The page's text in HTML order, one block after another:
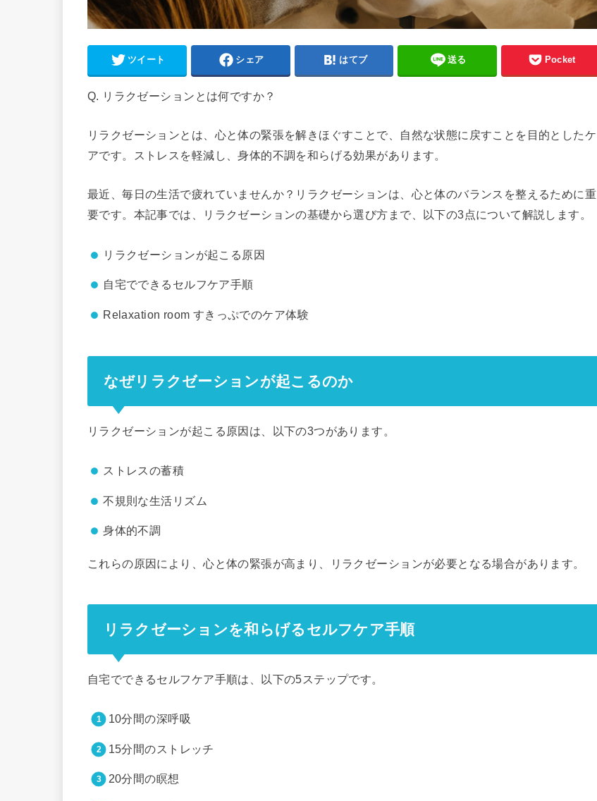
ツイート シェア はてブ 送る Pocket
Q. リラクゼーションとは何ですか？
リラクゼーションとは、心と体の緊張を解きほぐすことで、自然な状態に戻すことを目的としたケ
アです。ストレスを軽減し、身体的不調を和らげる効果があります。
最近、毎日の生活で疲れていませんか？リラクゼーションは、心と体のバランスを整えるために重
要です。本記事では、リラクゼーションの基礎から選び方まで、以下の3点について解説します。
リラクゼーションが起こる原因
自宅でできるセルフケア手順
Relaxation room すきっぷでのケア体験
なぜリラクゼーションが起こるのか
リラクゼーションが起こる原因は、以下の3つがあります。
ストレスの蓄積
不規則な生活リズム
身体的不調
これらの原因により、心と体の緊張が高まり、リラクゼーションが必要となる場合があります。
リラクゼーションを和らげるセルフケア手順
自宅でできるセルフケア手順は、以下の5ステップです。
10分間の深呼吸
15分間のストレッチ
20分間の瞑想